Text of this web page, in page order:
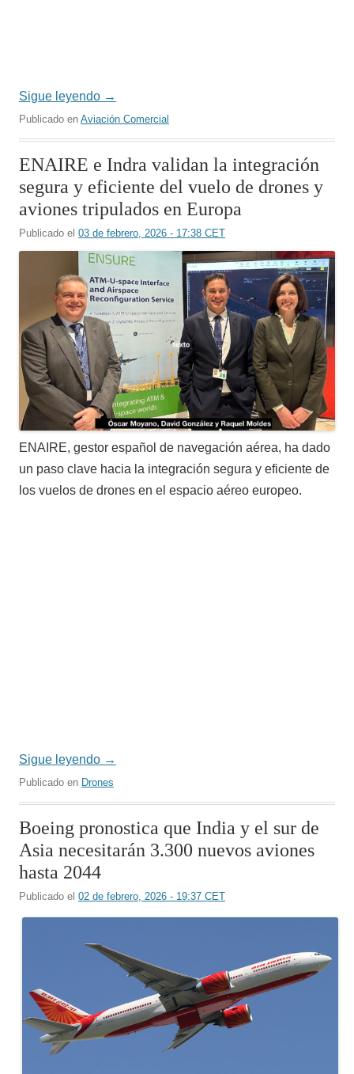
Sigue leyendo →
Publicado en Aviación Comercial
ENAIRE e Indra validan la integración
segura y eficiente del vuelo de drones y
aviones tripulados en Europa
Publicado el 03 de febrero, 2026 - 17:38 CET
ENAIRE, gestor español de navegación aérea, ha dado
un paso clave hacia la integración segura y eficiente de
los vuelos de drones en el espacio aéreo europeo.
Sigue leyendo →
Publicado en Drones
Boeing pronostica que India y el sur de
Asia necesitarán 3.300 nuevos aviones
hasta 2044
Publicado el 02 de febrero, 2026 - 19:37 CET